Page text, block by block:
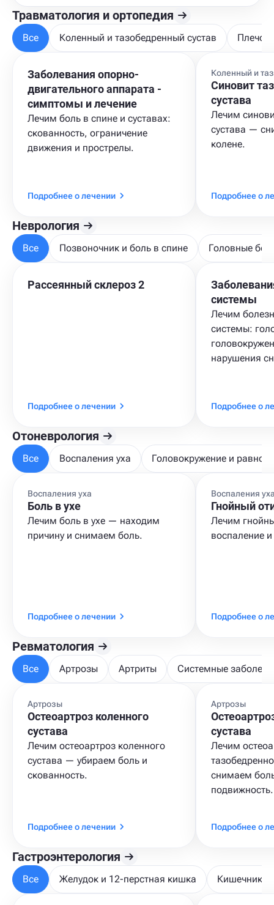
Травматология и ортопедия
Все Коленный и тазобедренный сустав Плечо,
Заболевания опорно-
двигательного аппарата -
cимптомы и лечение
Лечим боль в спине и суставах:
скованность, ограничение
движения и прострелы.
Подробнее о лечении
Коленный и
Синовит
сустава
Лечим
сустава —
колене.
Подробнее о
Неврология
Все Позвоночник и боль в спине Головные
Рассеянный склероз 2
Подробнее о лечении
системы
Лечим
системы:
нарушения
Подробнее о
Отоневрология
Все Воспаления уха Головокружение и
Воспаления уха
Боль в ухе
Лечим боль в ухе — находим
причину и снимаем боль.
Подробнее о лечении
Воспаления
Гнойный
Лечим
воспаление
Подробнее о
Ревматология
Все Артрозы Артриты Системные
Артрозы
Остеоартроз коленного
сустава
Лечим остеоартроз коленного
сустава — убираем боль и
скованность.
Подробнее о лечении
Артрозы
сустава
Лечим
снимаем
подвижность.
Подробнее о
Гастроэнтерология
Все Желудок и 12-перстная кишка Кишечник